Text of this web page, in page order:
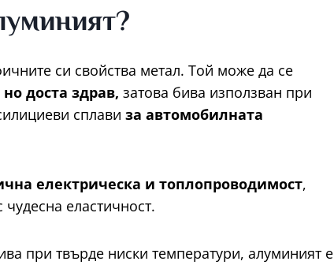
си свойства метал. Той може да се
доста здрав, затова бива използван при
сплави за автомобилната
електрическа и топлопроводимост,
еластичност.
при твърде ниски температури, алуминият е